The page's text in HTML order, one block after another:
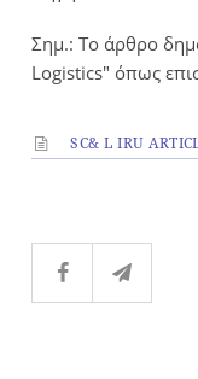
Σημ.: Το άρθρο
Logistics" όπως
SC& L IRU